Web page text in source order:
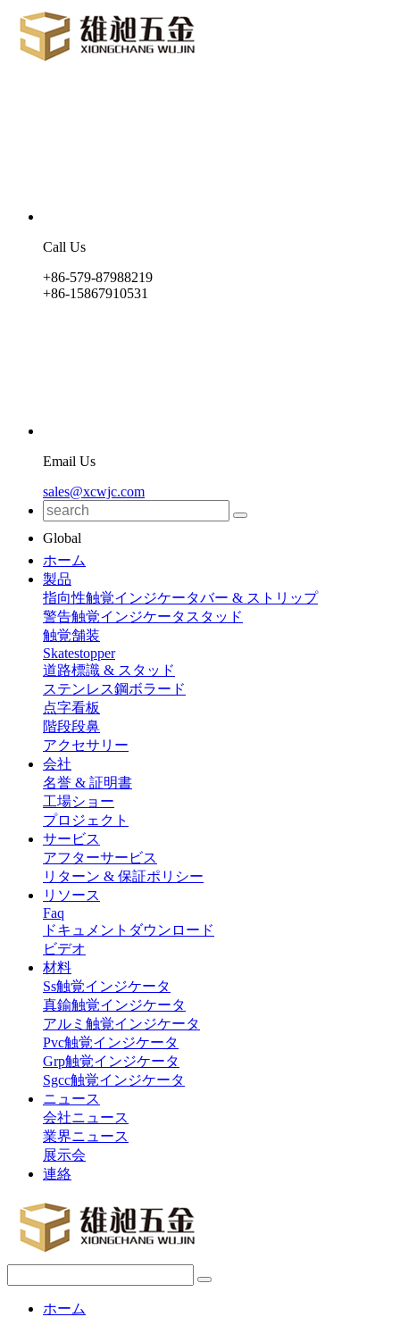
Call Us
+86-579-87988219
+86-15867910531
Email Us
sales@xcwjc.com
Global
ホーム
製品
指向性触覚インジケータバー & ストリップ
警告触覚インジケータスタッド
触覚舗装
Skatestopper
道路標識 & スタッド
ステンレス鋼ボラード
点字看板
階段段鼻
アクセサリー
会社
名誉 & 証明書
工場ショー
プロジェクト
サービス
アフターサービス
リターン & 保証ポリシー
リソース
Faq
ドキュメントダウンロード
ビデオ
材料
Ss触覚インジケータ
真鍮触覚インジケータ
アルミ触覚インジケータ
Pvc触覚インジケータ
Grp触覚インジケータ
Sgcc触覚インジケータ
ニュース
会社ニュース
業界ニュース
展示会
連絡
ホーム